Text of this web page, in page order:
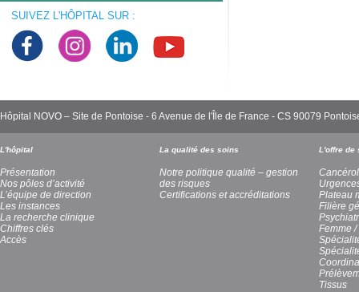
SUIVEZ L'HÔPITAL SUR :
Hôpital NOVO – Site de Pontoise - 6 Avenue de l'Île de France - CS 90079
L'hôpital
Présentation
Nos pôles d’activité
L’équipe de direction
Les instances
La recherche clinique
Chiffres clés
Accès
La qualité des soins
Notre politique qualité – gestion
des risques
Certifications et accréditations
L'offre de
Plateau
Filière
Femme /
Tissus